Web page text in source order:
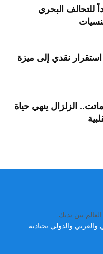
البحري
إلى ميزة
ينهي حياة
بحيادية